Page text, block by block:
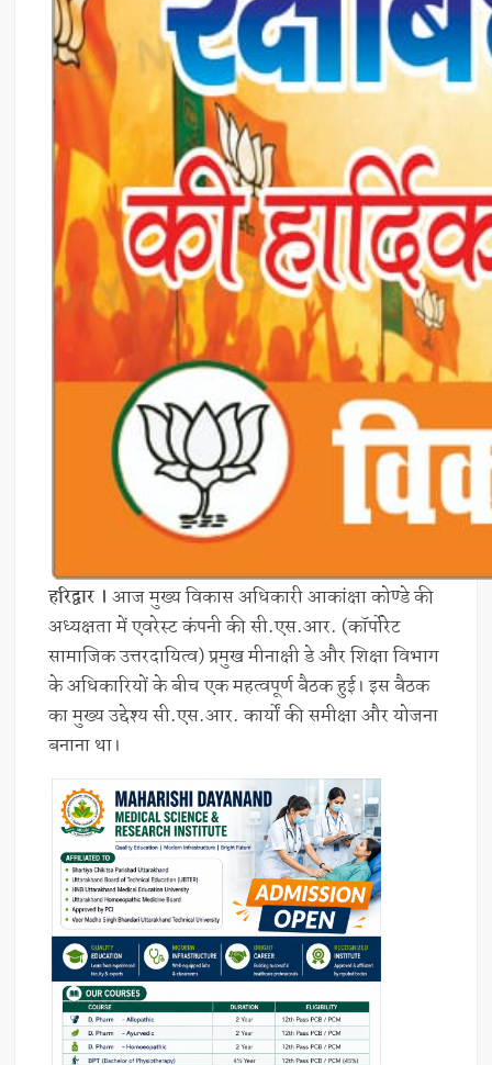
हरिद्वार । आज मुख्य विकास अधिकारी आकांक्षा कोण्डे की
अध्यक्षता में एवरेस्ट कंपनी की सी.एस.आर. (कॉर्पोरेट
सामाजिक उत्तरदायित्व) प्रमुख मीनाक्षी डे और शिक्षा विभाग
के अधिकारियों के बीच एक महत्वपूर्ण बैठक हुई। इस बैठक
का मुख्य उद्देश्य सी.एस.आर. कार्यों की समीक्षा और योजना
बनाना था।